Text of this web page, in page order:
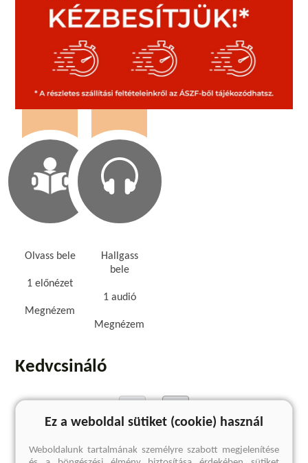
Olvass bele
1 előnézet
Megnézem
Hallgass
bele
1 audió
Megnézem
Kedvcsináló
Ez a weboldal sütiket (cookie) használ
Weboldalunk tartalmának személyre szabott megjelenítése